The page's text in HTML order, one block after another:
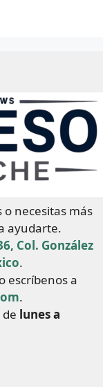
o necesitas más
ayudarte.
Col. González
.
o escríbenos a
.
lunes a